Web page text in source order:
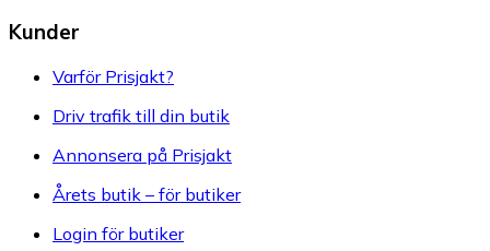
Kunder
Varför Prisjakt?
Driv trafik till din butik
Annonsera på Prisjakt
Årets butik – för butiker
Login för butiker